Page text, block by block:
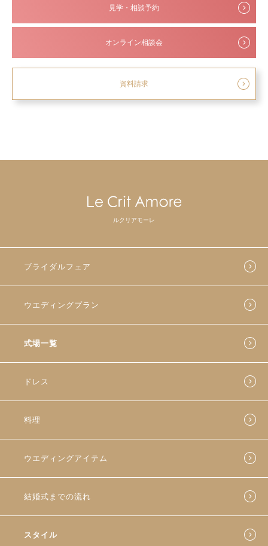
見学・相談予約
オンライン相談会
資料請求
ルクリアモーレ
ブライダルフェア
ウエディングプラン
式場一覧
ドレス
料理
ウエディングアイテム
結婚式までの流れ
スタイル